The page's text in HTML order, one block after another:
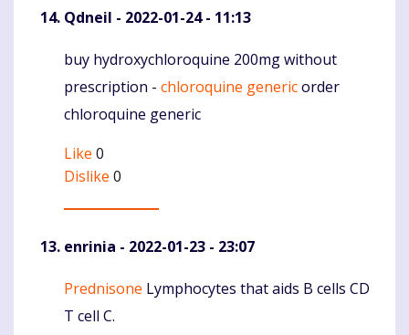
Qdneil - 2022-01-24 - 11:13
Komentaras
buy hydroxychloroquine 200mg without
prescription - chloroquine genericorder
chloroquine generic
Like 0
Dislike 0
enrinia - 2022-01-23 - 23:07
Komentaras
Prednisone Lymphocytes that aids B cells CD
T cell C.